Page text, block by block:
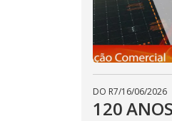
DO R7/16/06/2026
120